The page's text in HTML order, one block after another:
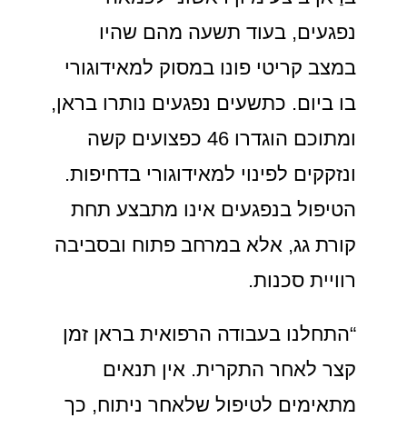
נפגעים, בעוד תשעה מהם שהיו
במצב קריטי פונו במסוק למאידוגורי
בו ביום. כתשעים נפגעים נותרו בראן,
ומתוכם הוגדרו 46 כפצועים קשה
ונזקקים לפינוי למאידוגורי בדחיפות.
הטיפול בנפגעים אינו מתבצע תחת
קורת גג, אלא במרחב פתוח ובסביבה
רוויית סכנות.
“התחלנו בעבודה הרפואית בראן זמן
קצר לאחר התקרית. אין תנאים
מתאימים לטיפול שלאחר ניתוח, כך